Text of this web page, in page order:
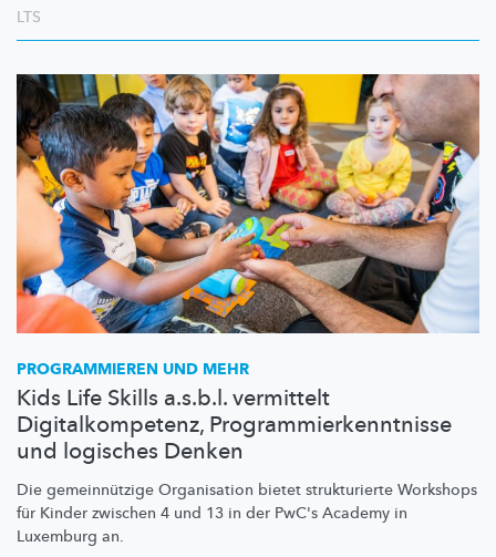
LTS
PROGRAMMIEREN UND MEHR
Kids Life Skills a.s.b.l. vermittelt
Digitalkompetenz, Programmierkenntnisse
und logisches Denken
Die gemeinnützige Organisation bietet strukturierte Workshops
für Kinder zwischen 4 und 13 in der PwC's Academy in
Luxemburg an.